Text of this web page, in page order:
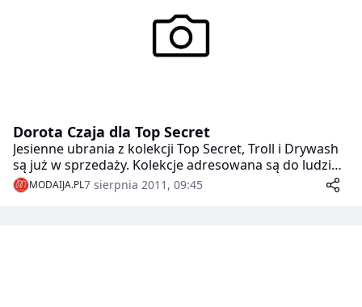
Dorota Czaja dla Top Secret
Jesienne ubrania z kolekcji Top Secret, Troll i Drywash
są już w sprzedaży. Kolekcje adresowana są do ludzi
młodych, otwartych, aktywnych i nowoczesnych,
skłonnych do czerpania przyjemności, stawiających na
MODAIJA.PL7 sierpnia 2011, 09:45